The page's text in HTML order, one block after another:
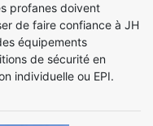
profanes doivent
de faire confiance à JH
équipements
de sécurité en
individuelle ou EPI.